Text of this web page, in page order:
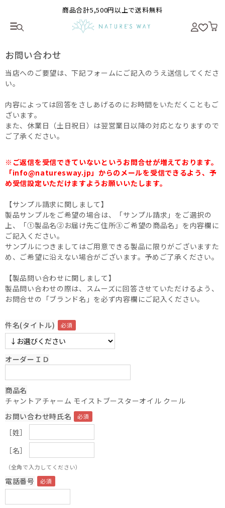
商品合計5,500円以上で送料無料
お問い合わせ
当店へのご要望は、下記フォームにご記入のうえ送信してくださ
い。
内容によっては回答をさしあげるのにお時間をいただくこともご
ざいます。
また、休業日（土日祝日）は翌営業日以降の対応となりますので
ご了承ください。
※ご返信を受信できていないというお問合せが増えております。
「info@naturesway.jp」からのメールを受信できるよう、予
め受信設定いただけますようお願いいたします。
【サンプル請求に関しまして】
製品サンプルをご希望の場合は、「サンプル請求」をご選択の
上、「①製品名②お届け先ご住所③ご希望の商品名」を内容欄に
ご記入ください。
サンプルにつきましてはご用意できる製品に限りがございますた
め、ご希望に沿えない場合がございます。予めご了承ください。
【製品問い合わせに関しまして】
製品問い合わせの際は、スムーズに回答させていただけるよう、
お問合せの「ブランド名」を必ず内容欄にご記入ください。
件名(タイトル)
オーダーＩＤ
商品名
チャントアチャーム モイストブースターオイル クール
お問い合わせ時氏名
［姓］
［名］
（全角で入力してください）
電話番号